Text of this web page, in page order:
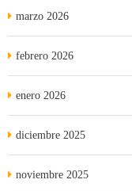
marzo 2026
febrero 2026
enero 2026
diciembre 2025
noviembre 2025